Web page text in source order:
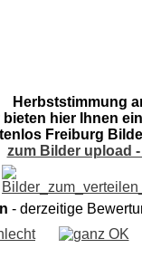
Herbststimmung
bieten hier Ihnen
Freiburg
zum Bilder upload
- derzeitige